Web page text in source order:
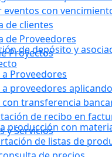
eventos con
de clientes
de Proveedores
Proyectos
de depósito y
a Proveedores
a proveedores
con transferencia
de recibo en
y Servicios
producción con
de listas de